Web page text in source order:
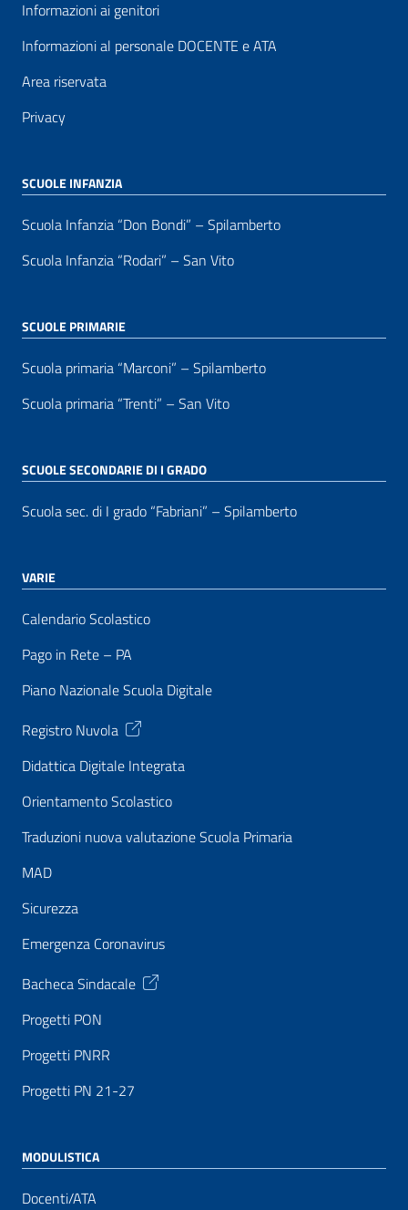
Informazioni ai genitori
Informazioni al personale DOCENTE e ATA
Area riservata
Privacy
SCUOLE INFANZIA
Scuola Infanzia “Don Bondi” – Spilamberto
Scuola Infanzia “Rodari” – San Vito
SCUOLE PRIMARIE
Scuola primaria “Marconi” – Spilamberto
Scuola primaria “Trenti” – San Vito
SCUOLE SECONDARIE DI I GRADO
Scuola sec. di I grado “Fabriani” – Spilamberto
VARIE
Calendario Scolastico
Pago in Rete – PA
Piano Nazionale Scuola Digitale
Registro Nuvola
Didattica Digitale Integrata
Orientamento Scolastico
Traduzioni nuova valutazione Scuola Primaria
MAD
Sicurezza
Emergenza Coronavirus
Bacheca Sindacale
Progetti PON
Progetti PNRR
Progetti PN 21-27
MODULISTICA
Docenti/ATA